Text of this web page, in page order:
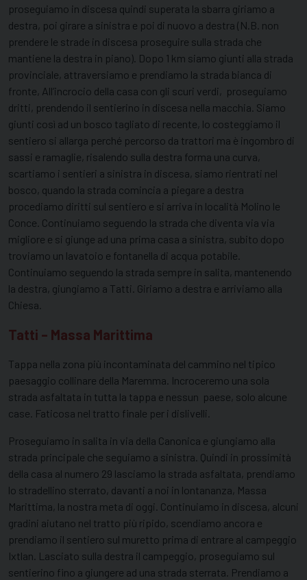
proseguiamo in discesa quindi superata la sbarra giriamo a
destra, poi girare a sinistra e poi di nuovo a destra (N.B. non
prendere le strade in discesa proseguire sulla strada che
mantiene la destra in piano). Dopo 1 km siamo giunti alla strada
provinciale, attraversiamo e prendiamo la strada bianca di
fronte, All’incrocio della casa con gli scuri verdi, proseguiamo
dritti, prendendo il sentierino in discesa nella macchia. Siamo
giunti così ad un bosco tagliato di recente, lo costeggiamo il
sentiero si allarga perché percorso da trattori ma è ingombro di
sassi e ramaglie, risalendo sulla destra forma una curva,
scartiamo i sentieri a sinistra in discesa, siamo rientrati nel
bosco, quando la strada comincia a piegare a destra
procediamo diritti sul sentiero e si arriva in località Molino le
Conce. Continuiamo seguendo la strada che diventa via via
migliore e si giunge ad una prima casa a sinistra, subito dopo
troviamo un lavatoio e fontanella di acqua potabile.
Continuiamo seguendo la strada sempre in salita, mantenendo
la destra, giungiamo a Tatti. Giriamo a destra e arriviamo alla
Chiesa.
Tatti – Massa Marittima
Tappa nella zona più incontaminata del cammino nel tipico
paesaggio collinare della Maremma. Incroceremo una sola
strada asfaltata in tutta la tappa e nessun paese, solo alcune
case. Faticosa nel tratto finale per i dislivelli.
Proseguiamo in salita in via della Canonica e giungiamo alla
strada principale che seguiamo a sinistra. Quindi in prossimità
della casa al numero 29 lasciamo la strada asfaltata, prendiamo
lo stradellino sterrato, davanti a noi in lontananza, Massa
Marittima, la nostra meta di oggi. Continuiamo in discesa, alcuni
gradini aiutano nel tratto più ripido, scendiamo ancora e
prendiamo il sentiero sul muretto prima di entrare al campeggio
Ixtlan. Lasciato sulla destra il campeggio, proseguiamo sul
sentierino fino a giungere ad una strada sterrata. Prendiamo a